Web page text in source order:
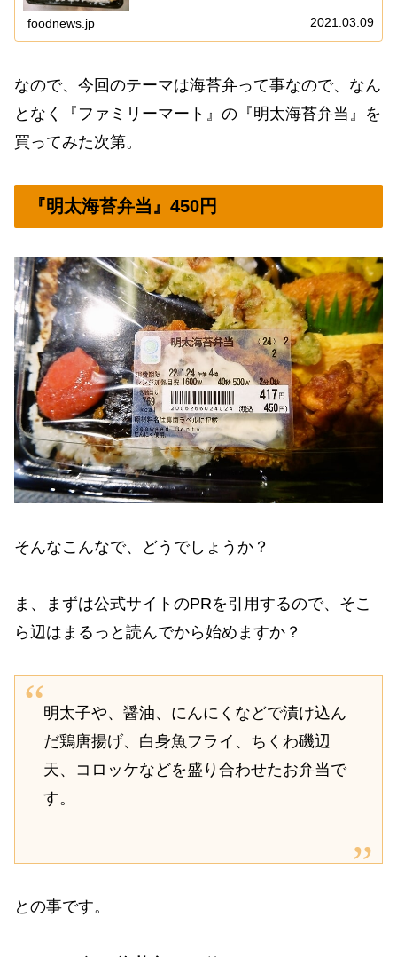
ついて騙した百合子が悪いと言うか、他の知事3人
foodnews.jp 2021.03.09
なので、今回のテーマは海苔弁って事なので、なん
となく『ファミリーマート』の『明太海苔弁当』を
買ってみた次第。
『明太海苔弁当』450円
そんなこんなで、どうでしょうか？
ま、まずは公式サイトのPRを引用するので、そこ
ら辺はまるっと読んでから始めますか？
明太子や、醤油、にんにくなどで漬け込ん
だ鶏唐揚げ、白身魚フライ、ちくわ磯辺
天、コロッケなどを盛り合わせたお弁当で
す。
との事です。